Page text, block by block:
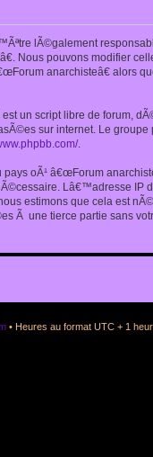
lÃ©galement
Nous pouvons modifier
anarchisteâ€ alors
un script libre de forum,
sur internet. Le
.
oÃ¹ â€œForum
Lâ€™adresse IP
estimons que cela est
Ã une tierce partie sans
• Heures au format UTC + 1